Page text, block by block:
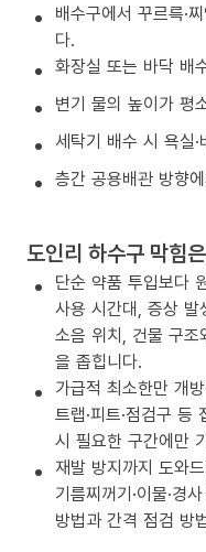
배수구에서 꾸르륵·
다.
화장실 또는 바닥 배
변기 물의 높이가 평
세탁기 배수 시 욕실
층간 공용배관 방향
도인리 하수구 막힘
단순 약품 투입보다
사용 시간대, 증상
소음 위치, 건물 구
을 좁힙니다.
가급적 최소한만 개
트랩·피트·점검구
시 필요한 구간에만
재발 방지까지 도와
기름찌꺼기·이물·경
방법과 간격 점검 방